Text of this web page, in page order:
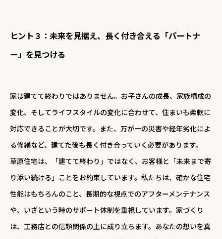
ヒント３：未来を見据え、長く付き合える「パートナ
ー」を見つける
家は建てて終わりではありません。お子さんの成長、家族構成の
変化、そしてライフスタイルの変化に合わせて、住まいも柔軟に
対応できることが大切です。また、万が一の災害や経年劣化によ
る修繕など、建てた後も長く付き合っていく必要があります。
草原住宅は、「建てて終わり」ではなく、お客様と「未来まで寄
り添い続ける」ことをお約束しています。私たちは、確かな住宅
性能はもちろんのこと、長期的な視点でのアフターメンテナンス
や、いざという時のサポート体制を重視しています。家づくり
は、工務店との信頼関係の上に成り立ちます。あなたの想いを真